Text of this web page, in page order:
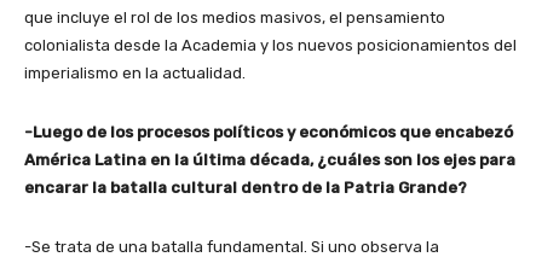
que incluye el rol de los medios masivos, el pensamiento
colonialista desde la Academia y los nuevos posicionamientos del
imperialismo en la actualidad.
-Luego de los procesos políticos y económicos que encabezó
América Latina en la última década, ¿cuáles son los ejes para
encarar la batalla cultural dentro de la Patria Grande?
-Se trata de una batalla fundamental. Si uno observa la